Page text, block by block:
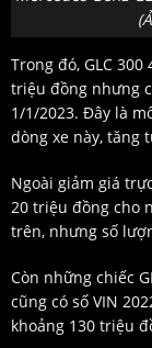
Trong đó, GLC
triệu đồng nhưng
1/1/2023. Đây là
dòng xe này, tăng
Ngoài giảm giá
20 triệu đồng cho
trên, nhưng số
Còn những chiếc
cũng có số VIN
khoảng 130 triệu